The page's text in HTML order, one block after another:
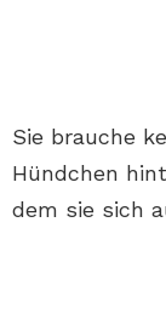
Sie brauche
Hündchen
dem sie sich